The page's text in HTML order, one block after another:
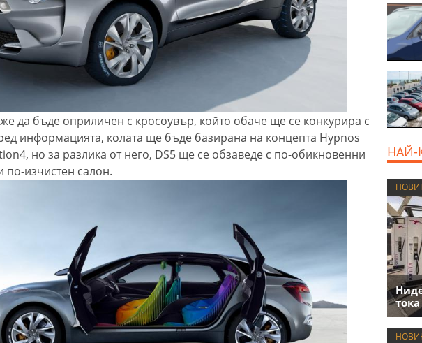
да бъде оприличен с кросоувър, който обаче ще се конкурира с
информацията, колата ще бъде базирана на концепта Hypnos
но за разлика от него, DS5 ще се обзаведе с по-обикновенни
по-изчистен салон.
НАЙ-